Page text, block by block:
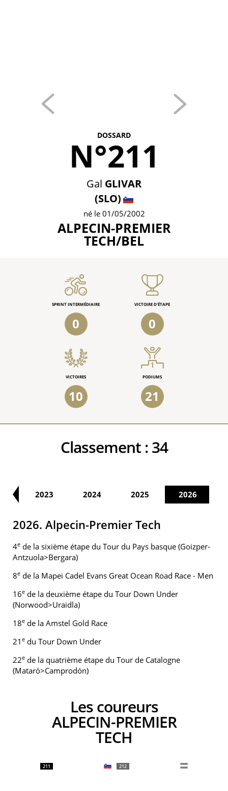
DOSSARD
N°211
Gal GLIVAR
(SLO)
né le 01/05/2002
ALPECIN-PREMIER
TECH/BEL
SPRINT INTERMÉDIAIRE
0
VICTOIRE D'ÉTAPE
0
VICTOIRES
10
PODIUMS
21
Classement :34
2023 2024 2025 2026
2026. Alpecin-Premier Tech
4e de la sixième étape du Tour du Pays basque (Goizper-
Antzuola>Bergara)
8e de la Mapei Cadel Evans Great Ocean Road Race - Men
16e de la deuxième étape du Tour Down Under
(Norwood>Uraidla)
18e de la Amstel Gold Race
21 e du Tour Down Under
22e de la quatrième étape du Tour de Catalogne
(Mataró>Camprodón)
Les coureurs
ALPECIN-PREMIER
TECH
211 212